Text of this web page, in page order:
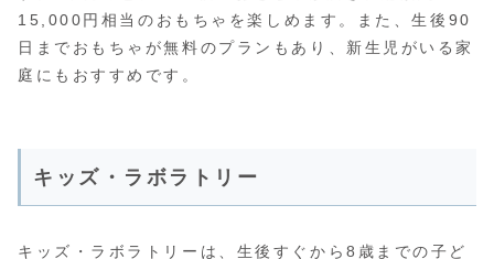
15,000円相当のおもちゃを楽しめます。また、生後90
日までおもちゃが無料のプランもあり、新生児がいる家
庭にもおすすめです。
キッズ・ラボラトリー
キッズ・ラボラトリーは、生後すぐから8歳までの子ど